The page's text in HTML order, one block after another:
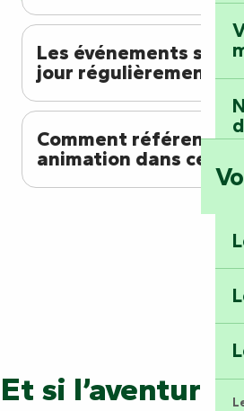
Les événements
jour régulièrement ?
Comment référencer
animation dans cet
Et si l’aventure